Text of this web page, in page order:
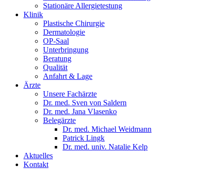
Stationäre Allergietestung
Klinik
Plastische Chirurgie
Dermatologie
OP-Saal
Unterbringung
Beratung
Qualität
Anfahrt & Lage
Ärzte
Unsere Fachärzte
Dr. med. Sven von Saldern
Dr. med. Jana Vlasenko
Belegärzte
Dr. med. Michael Weidmann
Patrick Lingk
Dr. med. univ. Natalie Kelp
Aktuelles
Kontakt